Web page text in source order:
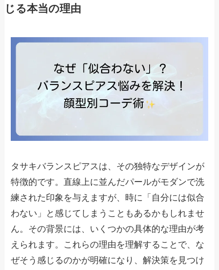
じる本当の理由
タサキバランスピアスは、その独特なデザインが
特徴的です。直線上に並んだパールがモダンで洗
練された印象を与えますが、時に「自分には似合
わない」と感じてしまうこともあるかもしれませ
ん。その背景には、いくつかの具体的な理由が考
えられます。これらの理由を理解することで、な
ぜそう感じるのかが明確になり、解決策を見つけ